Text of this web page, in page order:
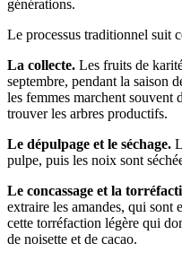
générations.
Le processus traditionnel suit
La collecte. Les fruits de
septembre, pendant la saison
les femmes marchent souvent
trouver les arbres productifs.
Le dépulpage et le séchage.
pulpe, puis les noix sont
Le concassage et la
extraire les amandes, qui sont
cette torréfaction légère qui
de noisette et de cacao.